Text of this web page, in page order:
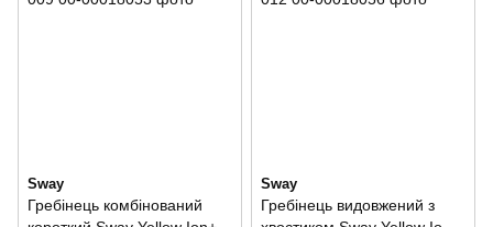
Sway
Гребінець комбінований
Sway
Гребінець видовжений з